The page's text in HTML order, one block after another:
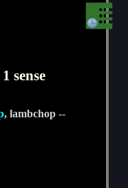
sense
, lambchop --